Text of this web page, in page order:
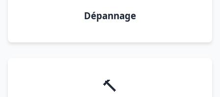
Dépannage
🔨